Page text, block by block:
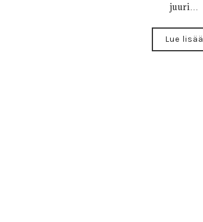
juuri…
Lue lisää